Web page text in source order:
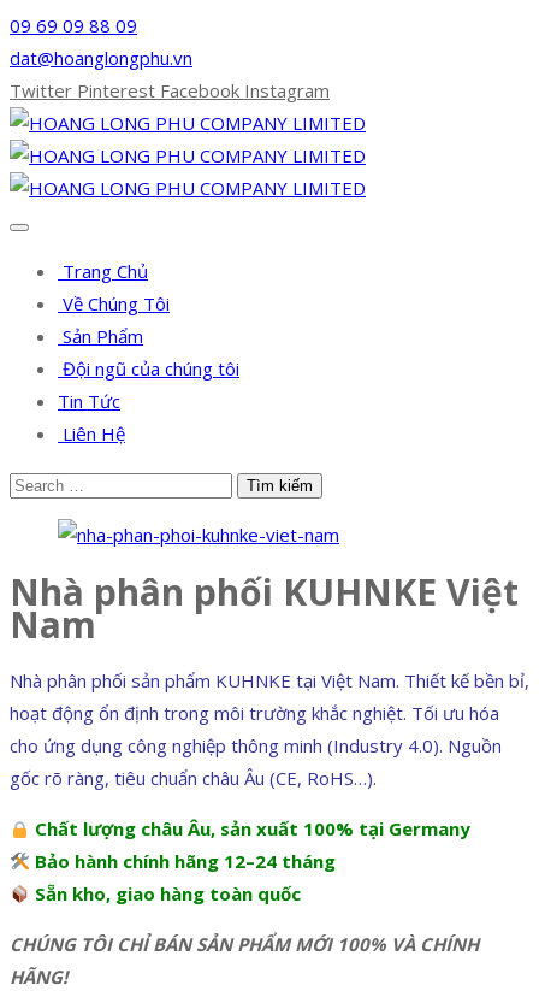
09 69 09 88 09
dat@hoanglongphu.vn
Twitter Pinterest Facebook Instagram
Trang Chủ
Về Chúng Tôi
Sản Phẩm
Đội ngũ của chúng tôi
Tin Tức
Liên Hệ
Nhà phân phối KUHNKE Việt
Nam
Nhà phân phối sản phẩm KUHNKE tại Việt Nam. Thiết kế bền bỉ,
hoạt động ổn định trong môi trường khắc nghiệt. Tối ưu hóa
cho ứng dụng công nghiệp thông minh (Industry 4.0). Nguồn
gốc rõ ràng, tiêu chuẩn châu Âu (CE, RoHS…).
Chất lượng châu Âu, sản xuất 100% tại Germany
Bảo hành chính hãng 12–24 tháng
Sẵn kho, giao hàng toàn quốc
CHÚNG TÔI CHỈ BÁN SẢN PHẨM MỚI 100% VÀ CHÍNH
HÃNG!